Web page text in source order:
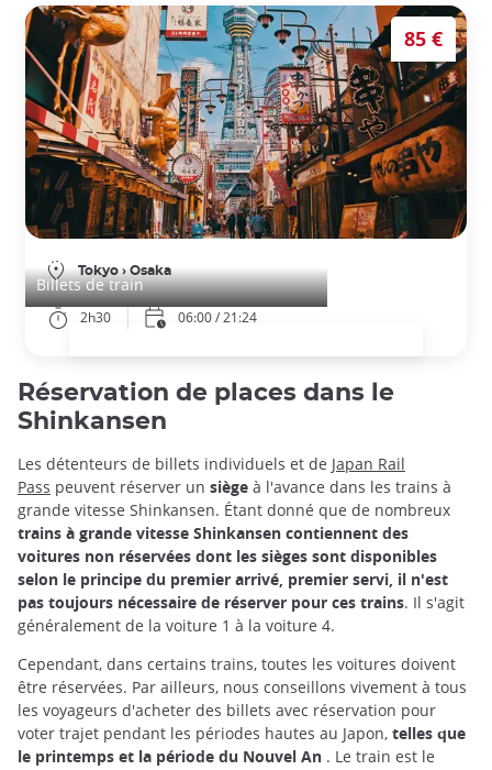
Billets de train de Tokyo à Osaka
Billets de train
85 €
Tokyo›Osaka
2h30 06:00 / 21:24
Réservation de places dans le
Shinkansen
Les détenteurs de billets individuels et de Japan Rail
Pass peuvent réserver un siège à l'avance dans les trains à
grande vitesse Shinkansen. Étant donné que de nombreux
trains à grande vitesse Shinkansen contiennent des
voitures non réservées dont les sièges sont disponibles
selon le principe du premier arrivé, premier servi, il n'est
pas toujours nécessaire de réserver pour ces trains. Il s'agit
généralement de la voiture 1 à la voiture 4.
Cependant, dans certains trains, toutes les voitures doivent
être réservées. Par ailleurs, nous conseillons vivement à tous
les voyageurs d'acheter des billets avec réservation pour
voter trajet pendant les périodes hautes au Japon, telles que
le printemps et la période du Nouvel An . Le train est le